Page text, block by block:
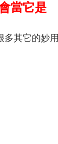
當它是
多其它的妙用